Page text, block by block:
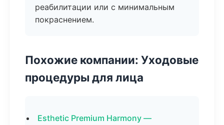
реабилитации или с минимальным
покраснением.
Похожие компании: Уходовые
процедуры для лица
Esthetic Premium Harmony —